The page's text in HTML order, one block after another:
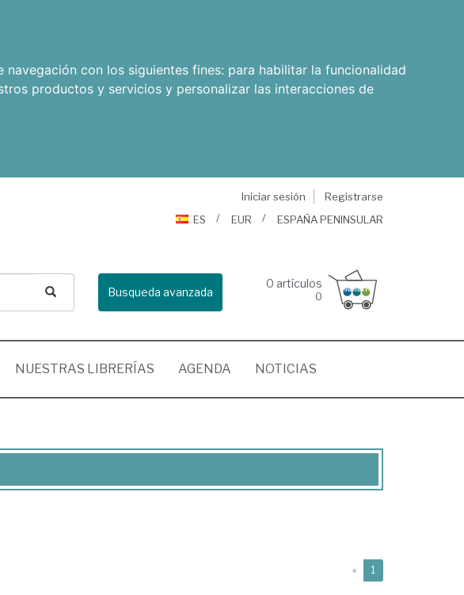
con los siguientes fines: para habilitar la funcionalidad
productos y servicios y personalizar las interacciones de
Iniciar sesión
Registrarse
ES
EUR ESPAÑA PENINSULAR
Busqueda avanzada
0 artículos
0
NUESTRAS LIBRERÍAS AGENDA NOTICIAS
« 1